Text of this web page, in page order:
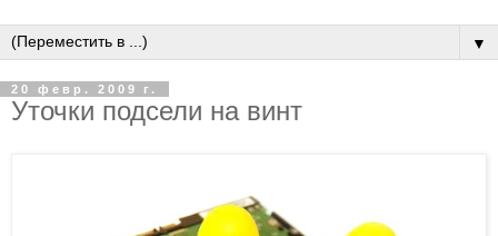
▼
20 февр. 2009 г.
Уточки подсели на винт